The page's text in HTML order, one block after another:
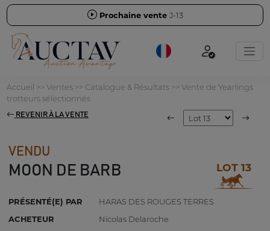
Prochaine vente J-13
Accueil >> Ventes>> Catalogue & Résultats>> Vente de Yearlings
trotteurs sélectionnés
REVENIR À LA VENTE
VENDU
MOON DE BARB LOT 13
PRÉSENTÉ(E) PAR
HARAS DES ROUGES TERRES
ACHETEUR
Nicolas Delaroche